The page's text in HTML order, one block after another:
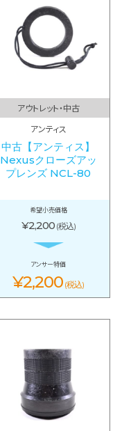
アウトレット・中古
アンティス
中古【アンティス】
Nexusクローズアッ
プレンズ NCL-80
希望小売価格
¥2,200 (税込)
アンサー特価
¥2,200 (税込)